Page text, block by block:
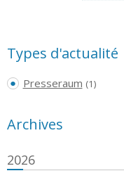
Types d'actualité
Presseraum (1)
Archives
2026